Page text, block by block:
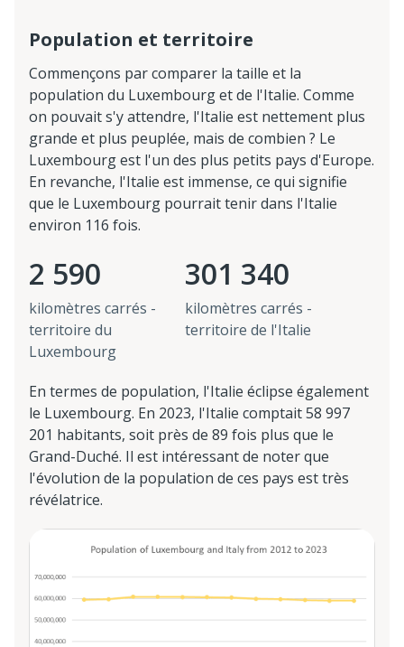
Population et territoire
Commençons par comparer la taille et la
population du Luxembourg et de l'Italie. Comme
on pouvait s'y attendre, l'Italie est nettement plus
grande et plus peuplée, mais de combien ? Le
Luxembourg est l'un des plus petits pays d'Europe.
En revanche, l'Italie est immense, ce qui signifie
que le Luxembourg pourrait tenir dans l'Italie
environ 116 fois.
2 590
kilomètres carrés -
territoire du
Luxembourg
301 340
kilomètres carrés -
territoire de l'Italie
En termes de population, l'Italie éclipse également
le Luxembourg. En 2023, l'Italie comptait 58 997
201 habitants, soit près de 89 fois plus que le
Grand-Duché. Il est intéressant de noter que
l'évolution de la population de ces pays est très
révélatrice.